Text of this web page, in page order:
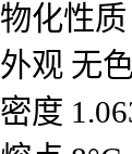
物化性质
外观 无
密度